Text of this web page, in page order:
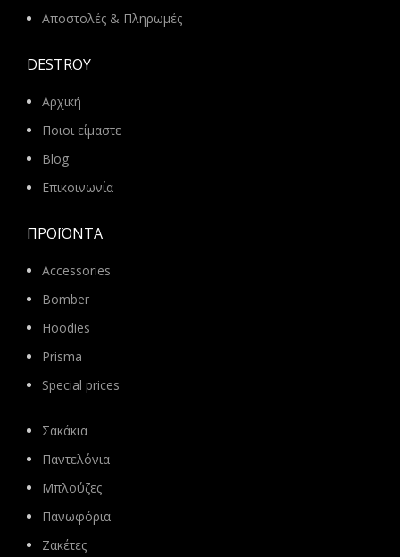
Αποστολές & Πληρωμές
DESTROY
Αρχική
Ποιοι είμαστε
Blog
Επικοινωνία
ΠΡΟΪΌΝΤΑ
Accessories
Bomber
Hoodies
Prisma
Special prices
Σακάκια
Παντελόνια
Μπλούζες
Πανωφόρια
Ζακέτες